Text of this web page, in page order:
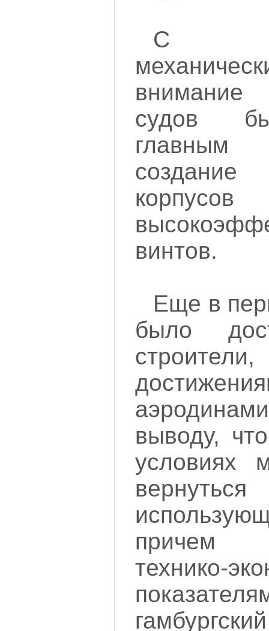
С
внимание
судов
винтов.
Еще в
было
выводу,
условиях
причем
технико-